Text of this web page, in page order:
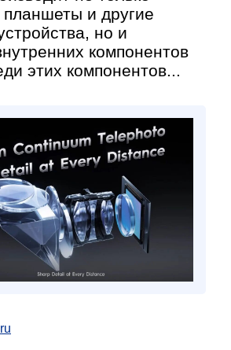
и другие
но и
компонентов
этих компонентов...